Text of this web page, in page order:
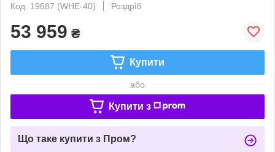
Код: 19687 (WHE-40)
Роздріб
53 959 ₴
Купити
або
Купити з
Що таке купити з Пром?